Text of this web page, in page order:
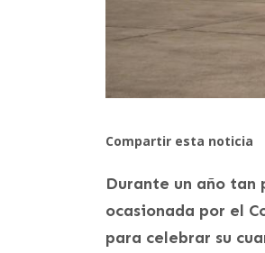
Compartir esta noticia
Durante un año tan
ocasionada por el
para celebrar su